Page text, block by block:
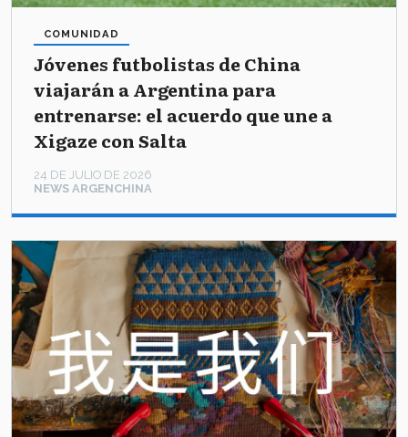
Jóvenes futbolistas de China
viajarán a Argentina para
entrenarse: el acuerdo que une a
Xigaze con Salta
NEWS ARGENCHINA
COMUNIDAD
24 DE JULIO DE 2026